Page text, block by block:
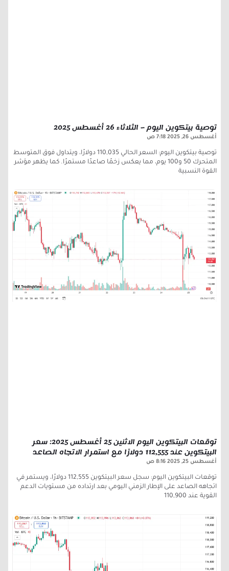
توصية بيتكوين اليوم – الثلاثاء 26 أغسطس 2025
أغسطس 26, 2025 7:18 ص
توصية بيتكوين اليوم: السعر الحالي 110,035 دولارًا، ويتداول فوق المتوسط
المتحرك 50 و100 يوم، مما يعكس زخمًا صاعدًا مستمرًا. كما يظهر مؤشر
القوة النسبية
توقعات البيتكوين اليوم الاثنين 25 أغسطس 2025: سعر
البيتكوين عند 112,555 دولارًا مع استمرار الاتجاه الصاعد
أغسطس 25, 2025 8:16 ص
توقعات البيتكوين اليوم: سجل سعر البيتكوين 112,555 دولارًا، ويستمر في
اتجاهه الصاعد على الإطار الزمني اليومي بعد ارتداده من مستويات الدعم
القوية عند 110,900